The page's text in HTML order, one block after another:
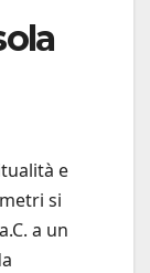
e
si
a un